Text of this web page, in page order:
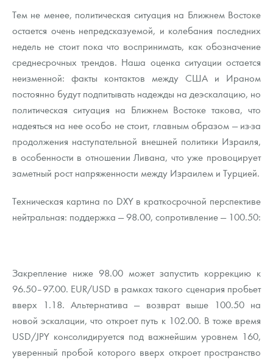
Тем не менее, политическая ситуация на Ближнем Востоке
остается очень непредсказуемой, и колебания последних
недель не стоит пока что воспринимать, как обозначение
среднесрочных трендов. Наша оценка ситуации остается
неизменной: факты контактов между США и Ираном
постоянно будут подпитывать надежды на деэскалацию, но
политическая ситуация на Ближнем Востоке такова, что
надеяться на нее особо не стоит, главным образом — из-за
продолжения наступательной внешней политики Израиля,
в особенности в отношении Ливана, что уже провоцирует
заметный рост напряженности между Израилем и Турцией.
Техническая картина по DXY в краткосрочной перспективе
нейтральная: поддержка — 98.00, сопротивление — 100.50:
Закрепление ниже 98.00 может запустить коррекцию к
96.50–97.00. EUR/USD в рамках такого сценария пробьет
вверх 1.18. Альтернатива — возврат выше 100.50 на
новой эскалации, что откроет путь к 102.00. В тоже время
USD/JPY консолидируется под важнейшим уровнем 160,
уверенный пробой которого вверх откроет пространство